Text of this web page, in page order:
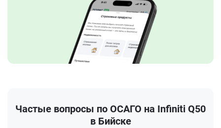
Частые вопросы по ОСАГО на Infiniti Q50
в Бийске